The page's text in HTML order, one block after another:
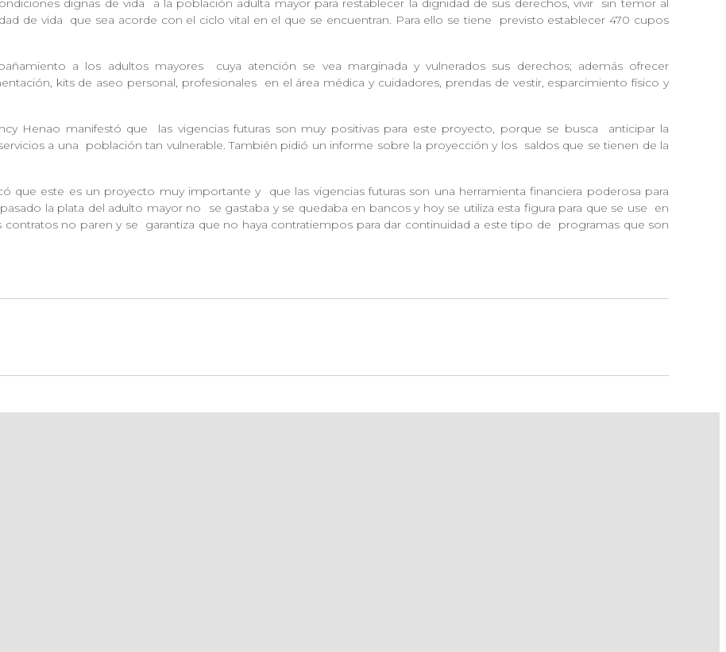
dignas de vida a la población adulta mayor para restablecer la dignidad de sus derechos, vivir
sin temor al
de vida
que sea acorde con el ciclo vital en el que se encuentran. Para ello se tiene
previsto establecer 470 cupos
a los adultos mayores
cuya atención se vea marginada y vulnerados sus derechos; además ofrecer
kits de aseo personal, profesionales
en el área médica y cuidadores, prendas de vestir, esparcimiento físico y
Henao manifestó que las vigencias futuras son muy positivas para este proyecto, porque se busca
anticipar la
a una
población tan vulnerable. También pidió un informe sobre la proyección y los saldos que se tienen de la
que este es un proyecto muy importante y
que las vigencias futuras son una herramienta financiera poderosa para
la plata del adulto mayor no se gastaba y se quedaba en bancos y hoy se utiliza esta figura para que se use
en
contratos no paren y se
garantiza que no haya contratiempos para dar continuidad a este tipo de
programas que son